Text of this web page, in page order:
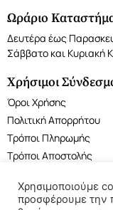
Ωράριο
Δευτέρα έως
Σάββατο και Κυριακή
Χρήσιμοι
Όροι Χρήσης
Πολιτική Απορρήτου
Τρόποι Πληρωμής
Τρόποι Αποστολής
Χρησιμοποιούμε
προσφέρουμε την